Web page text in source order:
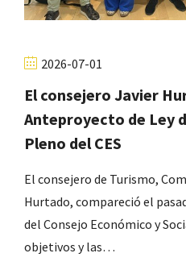
2026-07-01
El consejero Javier
Anteproyecto de Ley
Pleno del CES
El consejero de Turismo,
Hurtado, compareció el
del Consejo Económico y
objetivos y las…